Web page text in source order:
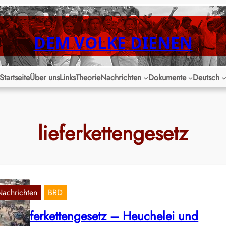
DEM VOLKE DIENEN
StartseiteÜber unsLinksTheorieNachrichten Dokumente Deutsch
lieferkettengesetz
BRD
Lieferkettengesetz – Heuchelei und